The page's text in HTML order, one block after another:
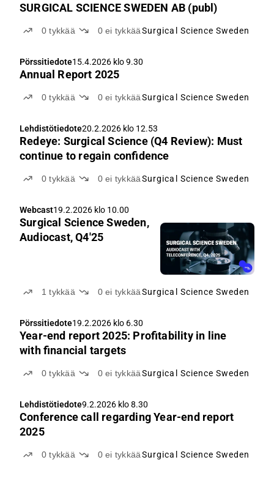
SURGICAL SCIENCE SWEDEN AB (publ)
0tykkää 0ei tykkääSurgical Science Sweden
Pörssitiedote15.4.2026 klo 9.30
Annual Report 2025
0tykkää 0ei tykkääSurgical Science Sweden
Lehdistötiedote20.2.2026 klo 12.53
Redeye: Surgical Science (Q4 Review): Must
continue to regain confidence
0tykkää 0ei tykkääSurgical Science Sweden
Webcast19.2.2026 klo 10.00
Surgical Science Sweden,
Audiocast, Q4'25
1tykkää 0ei tykkääSurgical Science Sweden
Pörssitiedote19.2.2026 klo 6.30
Year-end report 2025: Profitability in line
with financial targets
0tykkää 0ei tykkääSurgical Science Sweden
Lehdistötiedote9.2.2026 klo 8.30
Conference call regarding Year-end report
2025
0tykkää 0ei tykkääSurgical Science Sweden